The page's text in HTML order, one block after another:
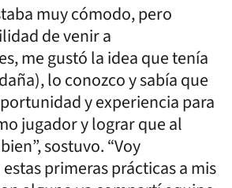
muy cómodo, pero
de venir a
me gustó la idea que tenía
lo conozco y sabía que
y experiencia para
jugador y lograr que al
sostuvo. “Voy
primeras prácticas a mis